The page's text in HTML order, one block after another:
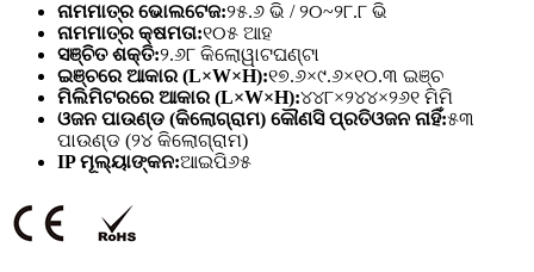
ନାମମାତ୍ର ଭୋଲଟେଜ:୨୫.୬ ଭି / ୨୦~୨୮.୮ ଭି
ନାମମାତ୍ର କ୍ଷମତା:୧୦୫ ଆହ
ସଞ୍ଚିତ ଶକ୍ତି:୨.୬୮ କିଲୋୱାଟଘଣ୍ଟା
ଇଞ୍ଚରେ ଆକାର (L×W×H):୧୭.୬×୯.୬×୧୦.୩ ଇଞ୍ଚ
ମିଲିମିଟରରେ ଆକାର (L×W×H):୪୪୮×୨୪୪×୨୬୧ ମିମି
ଓଜନ ପାଉଣ୍ଡ (କିଲୋଗ୍ରାମ) କୌଣସି ପ୍ରତିଓଜନ ନାହିଁ:୫୩
ପାଉଣ୍ଡ (୨୪ କିଲୋଗ୍ରାମ)
IP ମୂଲ୍ୟାଙ୍କନ:ଆଇପି୬୫